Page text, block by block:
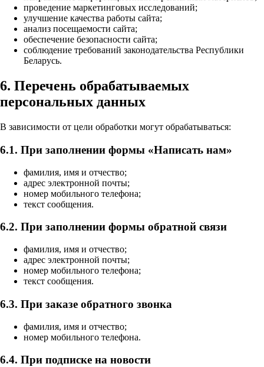
проведение маркетинговых исследований;
улучшение качества работы сайта;
анализ посещаемости сайта;
обеспечение безопасности сайта;
соблюдение требований законодательства Республики
Беларусь.
6. Перечень обрабатываемых
персональных данных
В зависимости от цели обработки могут обрабатываться:
6.1. При заполнении формы «Написать нам»
фамилия, имя и отчество;
адрес электронной почты;
номер мобильного телефона;
текст сообщения.
6.2. При заполнении формы обратной связи
фамилия, имя и отчество;
адрес электронной почты;
номер мобильного телефона;
текст сообщения.
6.3. При заказе обратного звонка
фамилия, имя и отчество;
номер мобильного телефона.
6.4. При подписке на новости